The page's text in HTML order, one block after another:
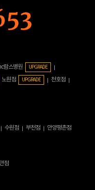
람스병원 UPGRADE
노원점 UPGRADE
천호점
수원점 부천점 안양평촌점
점